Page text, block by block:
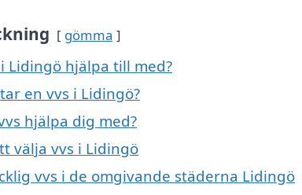
gömma
Lidingö hjälpa till med?
en vvs i Lidingö?
hjälpa dig med?
välja vvs i Lidingö
vvs i de omgivande städerna Lidingö